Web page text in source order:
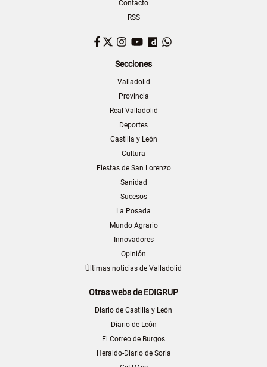
Contacto
RSS
Facebook
TwitterInstagram
YouTubeDailymotion
Secciones
Valladolid
Provincia
Real Valladolid
Deportes
Castilla y León
Cultura
Fiestas de San Lorenzo
Sanidad
Sucesos
La Posada
Mundo Agrario
Innovadores
Opinión
Últimas noticias de Valladolid
Otras webs de EDIGRUP
Diario de Castilla y León
Diario de León
El Correo de Burgos
Heraldo-Diario de Soria